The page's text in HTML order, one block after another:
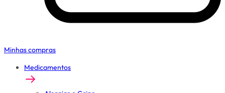
Minhas compras
Medicamentos